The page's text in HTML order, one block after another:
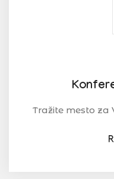
Tražite mesto za